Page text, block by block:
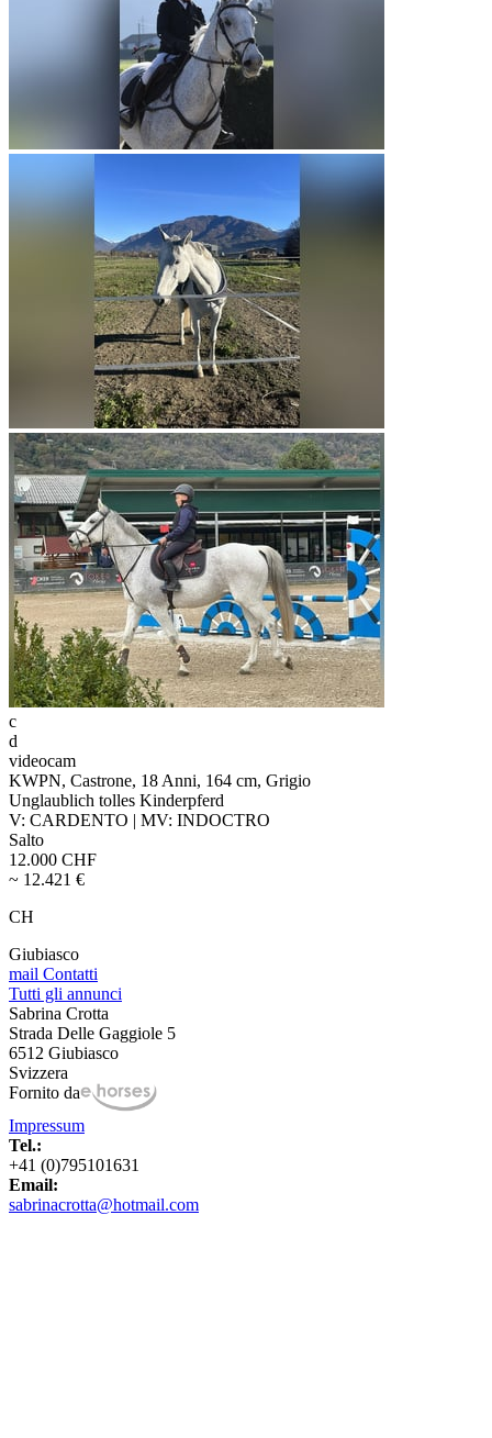
c
d
videocam
KWPN, Castrone, 18 Anni, 164 cm, Grigio
Unglaublich tolles Kinderpferd
V: CARDENTO | MV: INDOCTRO
Salto
12.000 CHF
~ 12.421 €
CH
Giubiasco
mail Contatti
Tutti gli annunci
Sabrina Crotta
Strada Delle Gaggiole 5
6512 Giubiasco
Svizzera
Fornito da
Impressum
Tel.:
+41 (0)795101631
Email:
sabrinacrotta@hotmail.com